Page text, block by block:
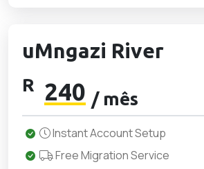
uMngazi River
R 240 / mês
Instant Account Setup
Free Migration Service